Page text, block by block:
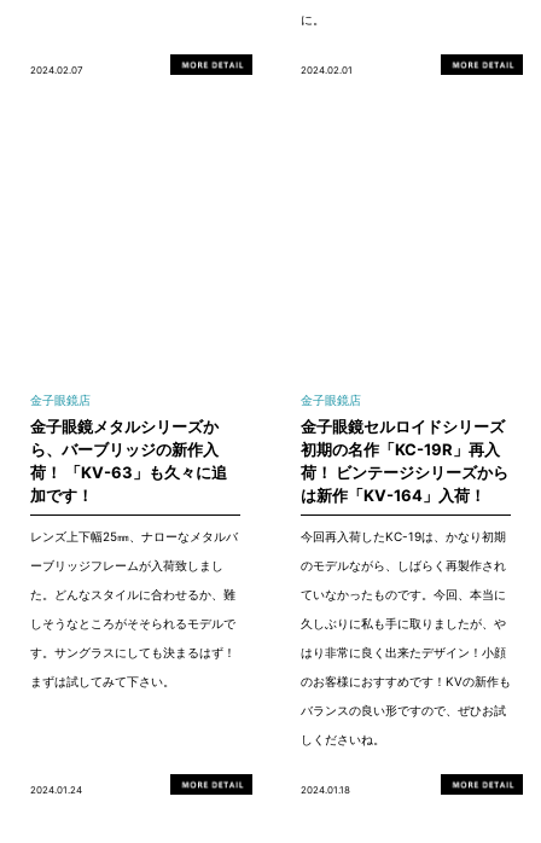
2024.02.07
に。
2024.02.01
金子眼鏡店
金子眼鏡メタルシリーズか
ら、バーブリッジの新作入
荷！ 「KV-63」も久々に追
加です！
レンズ上下幅25㎜、ナローなメタルバ
ーブリッジフレームが入荷致しまし
た。どんなスタイルに合わせるか、難
しそうなところがそそられるモデルで
す。サングラスにしても決まるはず！
まずは試してみて下さい。
2024.01.24
金子眼鏡店
金子眼鏡セルロイドシリーズ
初期の名作「KC-19R」再入
荷！ ビンテージシリーズから
は新作「KV-164」入荷！
今回再入荷したKC-19は、かなり初期
のモデルながら、しばらく再製作され
ていなかったものです。今回、本当に
久しぶりに私も手に取りましたが、や
はり非常に良く出来たデザイン！小顔
のお客様におすすめです！KVの新作も
バランスの良い形ですので、ぜひお試
しくださいね。
2024.01.18